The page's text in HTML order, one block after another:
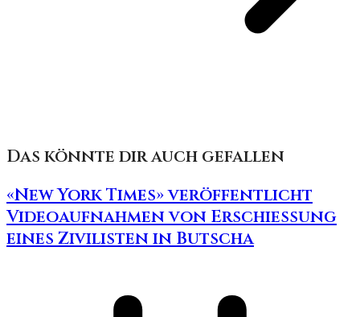
Das könnte dir auch gefallen
«New York Times» veröffentlicht
Videoaufnahmen von Erschiessung
eines Zivilisten in Butscha